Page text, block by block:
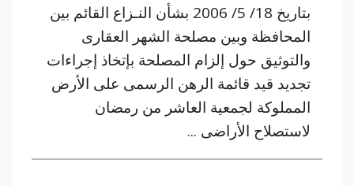
بتاريخ 18/ 5/ 2006 بشأن النـزاع القائم بين
المحافظة وبين مصلحة الشهر العقارى
والتوثيق حول إلزام المصلحة بإتخاذ إجراءات
تجديد قيد قائمة الرهن الرسمى على الأرض
المملوكة لجمعية العاشر من رمضان
لاستصلاح الأراضى ...